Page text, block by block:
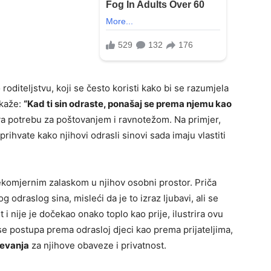
koji se često koristi kako bi se razumjela
“Kad ti sin odraste, ponašaj se prema njemu kao
potrebu za poštovanjem i ravnotežom. Na primjer,
kako njihovi odrasli sinovi sada imaju vlastiti
zalaskom u njihov osobni prostor. Priča
odraslog sina, misleći da je to izraz ljubavi, ali se
nije je dočekao onako toplo kao prije, ilustrira ovu
postupa prema odrasloj djeci kao prema prijateljima,
za njihove obaveze i privatnost.